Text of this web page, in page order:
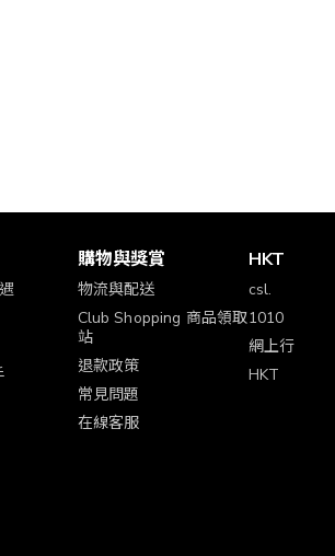
購物與獎賞
物流與配送
Club Shopping 商品領取
站
退款政策
常見問題
在線客服
HKT
csl.
1010
網上行
HKT